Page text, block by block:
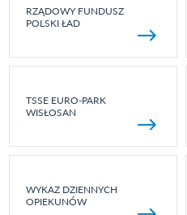
RZĄDOWY FUNDUSZ
POLSKI ŁAD
TSSE EURO-PARK
WISŁOSAN
WYKAZ DZIENNYCH
OPIEKUNÓW